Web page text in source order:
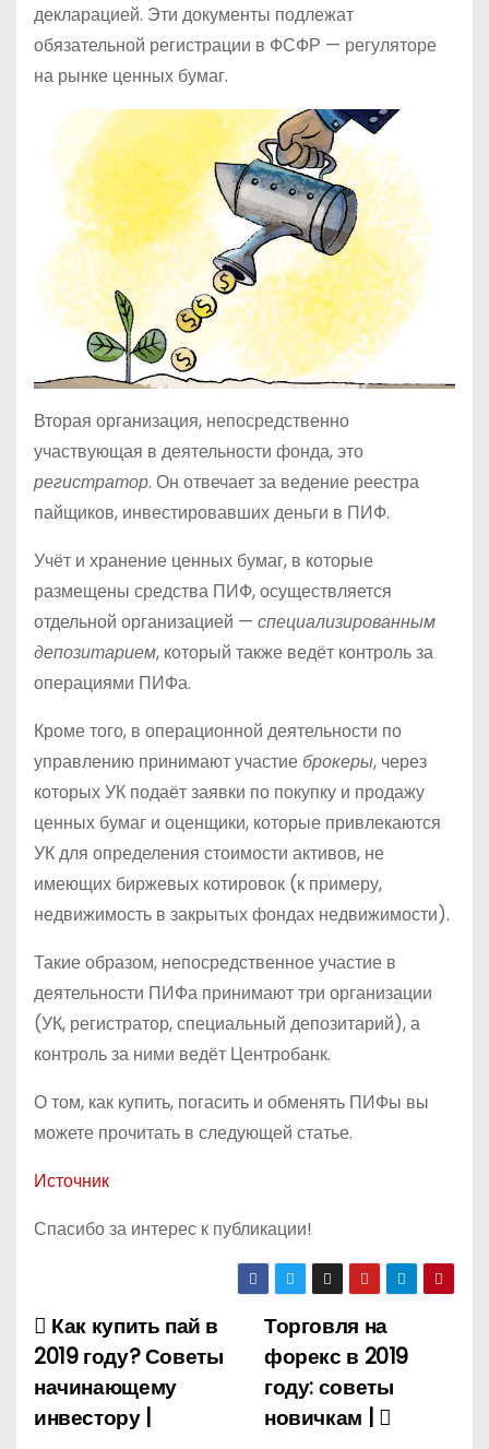
декларацией. Эти документы подлежат
обязательной регистрации в ФСФР — регуляторе
на рынке ценных бумаг.
Вторая организация, непосредственно
участвующая в деятельности фонда, это
регистратор. Он отвечает за ведение реестра
пайщиков, инвестировавших деньги в ПИФ.
Учёт и хранение ценных бумаг, в которые
размещены средства ПИФ, осуществляется
отдельной организацией — специализированным
депозитарием, который также ведёт контроль за
операциями ПИФа.
Кроме того, в операционной деятельности по
управлению принимают участие брокеры, через
которых УК подаёт заявки по покупку и продажу
ценных бумаг и оценщики, которые привлекаются
УК для определения стоимости активов, не
имеющих биржевых котировок (к примеру,
недвижимость в закрытых фондах недвижимости).
Такие образом, непосредственное участие в
деятельности ПИФа принимают три организации
(УК, регистратор, специальный депозитарий), а
контроль за ними ведёт Центробанк.
О том, как купить, погасить и обменять ПИФы вы
можете прочитать в следующей статье.
Источник
Спасибо за интерес к публикации!
Н
а
в
Торговля на
форекс в 2019
году: советы
новичкам |
Как купить пай в
2019 году? Советы
начинающему
инвестору |